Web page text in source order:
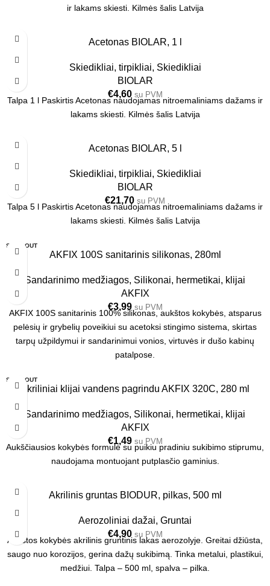
ir lakams skiesti. Kilmės šalis Latvija
Acetonas BIOLAR, 1 l
Skiedikliai, tirpikliai, Skiedikliai
BIOLAR
€4,60 su PVM
Talpa 1 l Paskirtis Acetonas naudojamas nitroemaliniams dažams ir
lakams skiesti. Kilmės šalis Latvija
Acetonas BIOLAR, 5 l
Skiedikliai, tirpikliai, Skiedikliai
BIOLAR
€21,70 su PVM
Talpa 5 l Paskirtis Acetonas naudojamas nitroemaliniams dažams ir
lakams skiesti. Kilmės šalis Latvija
SOLD OUT
24 VNT.
AKFIX 100S sanitarinis silikonas, 280ml
Sandarinimo medžiagos, Silikonai, hermetikai, klijai
AKFIX
€3,99 su PVM
AKFIX 100S sanitarinis 100% silikonas, aukštos kokybės, atsparus
pelėsių ir grybelių poveikiui su acetoksi stingimo sistema, skirtas
tarpų užpildymui ir sandarinimui vonios, virtuvės ir dušo kabinų
patalpose.
SOLD OUT
24 VNT.
Akriliniai klijai vandens pagrindu AKFIX 320C, 280 ml
Sandarinimo medžiagos, Silikonai, hermetikai, klijai
AKFIX
€1,49 su PVM
Aukščiausios kokybės formulė su puikiu pradiniu sukibimo stiprumu,
naudojama montuojant putplasčio gaminius.
Akrilinis gruntas BIODUR, pilkas, 500 ml
Aerozoliniai dažai, Gruntai
€4,90 su PVM
Aukštos kokybės akrilinis gruntinis lakas aerozolyje. Greitai džiūsta,
saugo nuo korozijos, gerina dažų sukibimą. Tinka metalui, plastikui,
medžiui. Talpa – 500 ml, spalva – pilka.